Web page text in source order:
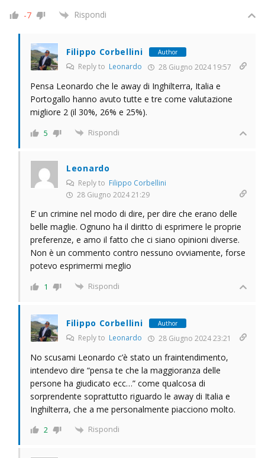
-7 Rispondi
Filippo Corbellini Author
Reply to Leonardo 28 Giugno 2024 19:57
Pensa Leonardo che le away di Inghilterra, Italia e
Portogallo hanno avuto tutte e tre come valutazione
migliore 2 (il 30%, 26% e 25%).
5 Rispondi
Leonardo
Reply to Filippo Corbellini
28 Giugno 2024 21:29
E’ un crimine nel modo di dire, per dire che erano delle
belle maglie. Ognuno ha il diritto di esprimere le proprie
preferenze, e amo il fatto che ci siano opinioni diverse.
Non è un commento contro nessuno ovviamente, forse
potevo esprimermi meglio
1 Rispondi
Filippo Corbellini Author
Reply to Leonardo 28 Giugno 2024 23:21
No scusami Leonardo c’è stato un fraintendimento,
intendevo dire “pensa te che la maggioranza delle
persone ha giudicato ecc…” come qualcosa di
sorprendente soprattutto riguardo le away di Italia e
Inghilterra, che a me personalmente piacciono molto.
2 Rispondi